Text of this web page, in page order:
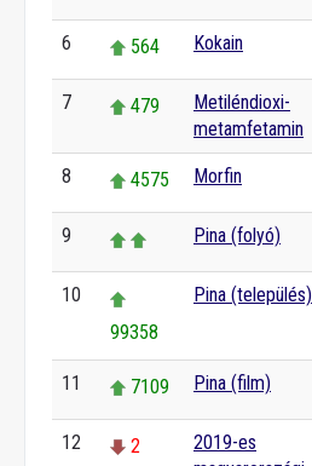
6 564 Kokain
7 479
Metiléndioxi-
metamfetamin
8 4575 Morfin
9 Pina (folyó)
10
99358
Pina (település)
11 7109 Pina (film)
12 2
2019-es